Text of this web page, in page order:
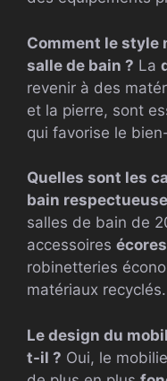
Comment le
salle de bain ? La
revenir à des
et la pierre, sont
qui favorise le
Quelles sont les
bain
salles de bain de
accessoires
robinetteries
matériaux recyclés.
Le design du
t-il ? Oui, le